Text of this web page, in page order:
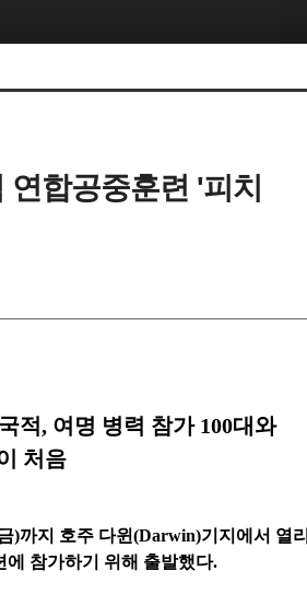
연합공중훈련 '피치
적, 여명 병력 참가100대와
처음
)까지 호주 다윈(Darwin)기지에서 열리
에 참가하기 위해 출발했다.